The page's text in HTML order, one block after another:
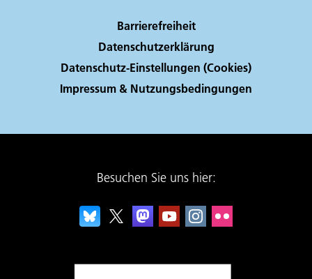
Barrierefreiheit
Datenschutzerklärung
Datenschutz-Einstellungen (Cookies)
Impressum & Nutzungsbedingungen
Besuchen Sie uns hier: